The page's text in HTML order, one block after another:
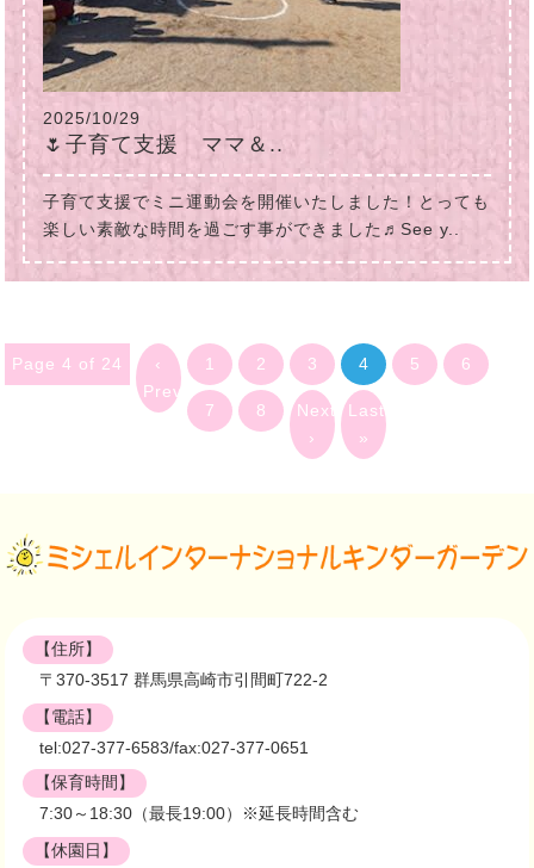
2025/10/29
🌷子育て支援 ママ＆..
子育て支援でミニ運動会を開催いたしました！とっても
楽しい素敵な時間を過ごす事ができました♬See y..
Page 4 of 24
‹
Previous
1 2 3 4 5 6
7 8
Next
›
Last
»
【住所】
〒370-3517 群馬県高崎市引間町722-2
【電話】
tel:027-377-6583/fax:027-377-0651
【保育時間】
7:30～18:30（最長19:00）※延長時間含む
【休園日】